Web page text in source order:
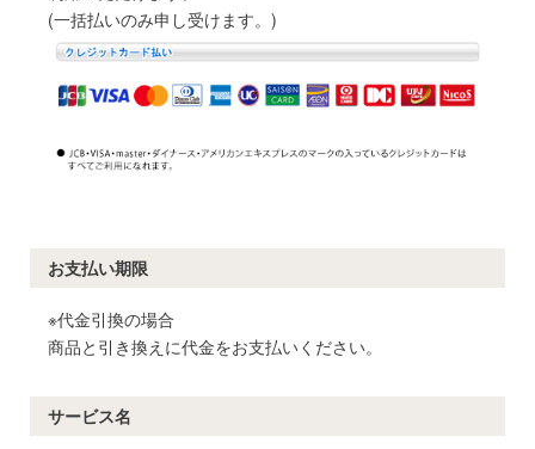
(一括払いのみ申し受けます。)
お支払い期限
※代金引換の場合
商品と引き換えに代金をお支払いください。
サービス名